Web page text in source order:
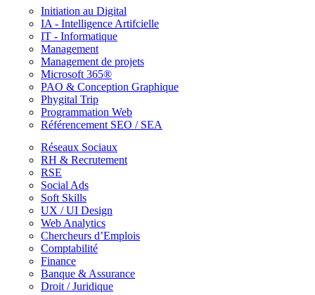
Initiation au Digital
IA - Intelligence Artifcielle
IT - Informatique
Management
Management de projets
Microsoft 365®
PAO & Conception Graphique
Phygital Trip
Programmation Web
Référencement SEO / SEA
Réseaux Sociaux
RH & Recrutement
RSE
Social Ads
Soft Skills
UX / UI Design
Web Analytics
Chercheurs d’Emplois
Comptabilité
Finance
Banque & Assurance
Droit / Juridique